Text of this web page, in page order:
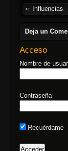
Influencias
Deja un
Acceso
Nombre de
Contraseña
Recuérdame